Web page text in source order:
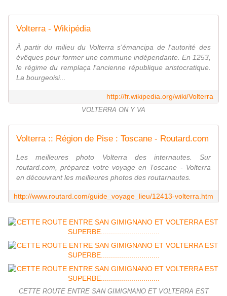
Volterra - Wikipédia
À partir du milieu du Volterra s'émancipa de l'autorité des
évêques pour former une commune indépendante. En 1253,
le régime du remplaça l'ancienne république aristocratique.
La bourgeoisi...
http://fr.wikipedia.org/wiki/Volterra
VOLTERRA ON Y VA
Volterra :: Région de Pise : Toscane - Routard.com
Les meilleures photo Volterra des internautes. Sur
routard.com, préparez votre voyage en Toscane - Volterra
en découvrant les meilleures photos des routarnautes.
http://www.routard.com/guide_voyage_lieu/12413-volterra.htm
CETTE ROUTE ENTRE SAN GIMIGNANO ET VOLTERRA EST